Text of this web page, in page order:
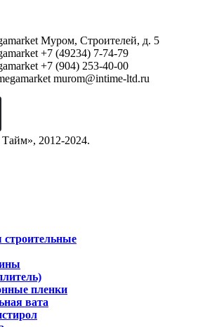
Муром, Строителей, д. 5
+7 (49234) 7-74-79
+7 (904) 253-40-00
murom@intime-ltd.ru
2012-2024.
строительные
пленки
вата